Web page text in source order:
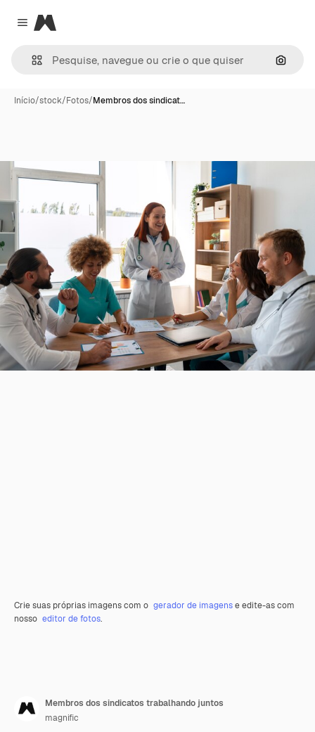
Close menu
Magnific
Início/stock/Fotos/Membros dos sindicat…
Crie suas próprias imagens com o gerador de imagense edite-as com
nosso editor de fotos.
Membros dos sindicatos trabalhando juntos
magnific